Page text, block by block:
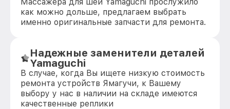
как можно дольше, предлагаем выбрать
именно оригинальные запчасти для ремонта.
Надежные заменители деталей
Yamaguchi
В случае, когда Вы ищете низкую стоимость
ремонта устройств Ямагучи, к Вашему
выбору у нас в наличии на складе имеются
качественные реплики